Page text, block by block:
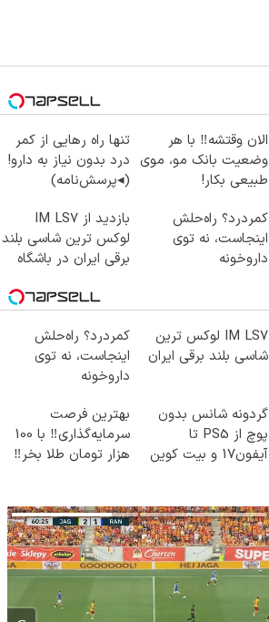
الان وقتشه‼️ با هر
وضعیت بانک مو، موی
طبیعی بکار!
تنها راه رهایی از کمر
درد بدون نیاز به دارو!
(◂پرسش‌نامه)
کمردرد؟ راه‌حلش
اینجاست، نه توی
داروخونه
بازدید از IM LS7
لوکس ترین شاسی بلند
برقی ایران در باشگاه
IM LS7 لوکس ترین
شاسی بلند برقی ایران
کمردرد؟ راه‌حلش
اینجاست، نه توی
داروخونه
گردونه شانس بدون
پوچ از PS5 تا
آیفون17 و بیت کوین
بهترین فرصت
سرمایه‌گذاری‼️ با 100
هزار تومان طلا بخر‼️